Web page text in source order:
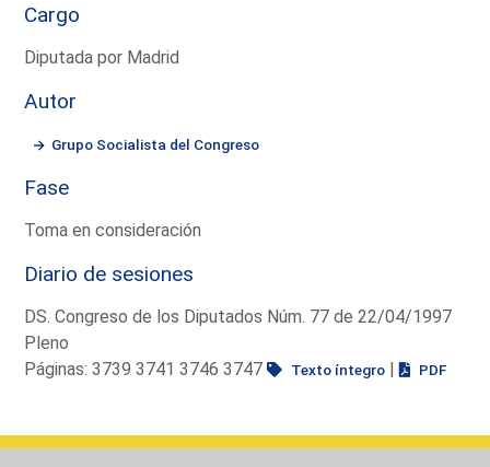
Cargo
Diputada por Madrid
Autor
Grupo Socialista del Congreso
Fase
Toma en consideración
Diario de sesiones
DS. Congreso de los Diputados Núm. 77 de 22/04/1997
Pleno
Páginas: 3739 3741 3746 3747
Texto íntegro | PDF